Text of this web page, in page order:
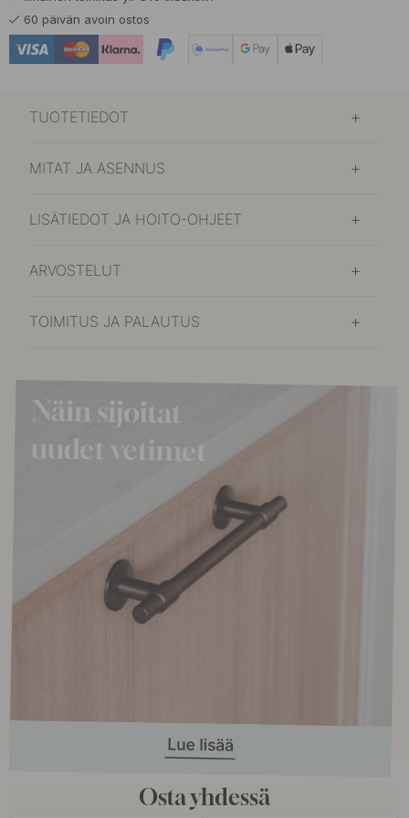
Antiikki Tina
60 päivän avoin ostos
TUOTETIEDOT
MITAT JA ASENNUS
LISÄTIEDOT JA HOITO-OHJEET
ARVOSTELUT
TOIMITUS JA PALAUTUS
Osta yhdessä